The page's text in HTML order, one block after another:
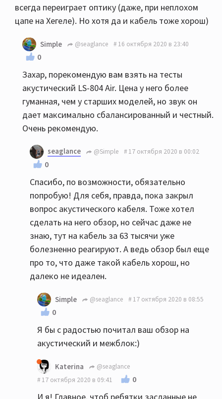
всегда переиграет оптику (даже, при неплохом
цапе на Хегеле). Но хотя да и кабель тоже хорош)
Simple @seaglance 16 октября 2020 в 23:40
0
Захар, порекомендую вам взять на тесты
акустический LS-804 Air. Цена у него более
гуманная, чем у старших моделей, но звук он
дает максимально сбалансированный и честный.
Очень рекомендую.
seaglance @Simple 17 октября 2020 в 00:02
0
Спасибо, по возможности, обязательно
попробую! Для себя, правда, пока закрыл
вопрос акустического кабеля. Тоже хотел
сделать на него обзор, но сейчас даже не
знаю, тут на кабель за 63 тысячи уже
болезненно реагируют. А ведь обзор был еще
про то, что даже такой кабель хорош, но
далеко не идеален.
Simple @seaglance 17 октября 2020 в 08:55
0
Я бы с радостью почитал ваш обзор на
акустический и межблок:)
Katerina
@seaglance
17 октября 2020 в 09:41
0